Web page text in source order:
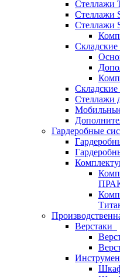
Стеллажи
Стеллажи
Стеллажи
Складские
Стеллажи
Гардеробные
Верстаки